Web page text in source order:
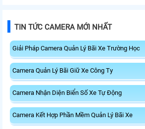
TIN TỨC CAMERA MỚI NHẤT
Giải Pháp Camera Quản Lý Bãi Xe Trường Học
Camera Quản Lý Bãi Giữ Xe Công Ty
Camera Nhận Diện Biển Số Xe Tự Động
Camera Kết Hợp Phần Mềm Quản Lý Bãi Xe